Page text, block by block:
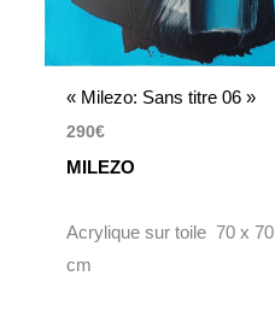
« Milezo: Sans titre 06 »
290€
MILEZO
Acrylique sur toile 70 x 70
cm